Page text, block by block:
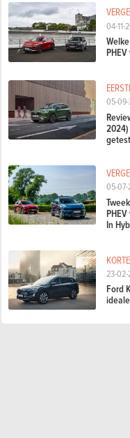
04-11-
05-
getest
05-07-
In
23-02-
Ford